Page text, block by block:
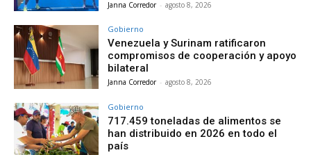
Janna Corredor - agosto 8, 2026
Gobierno
Venezuela y Surinam ratificaron
compromisos de cooperación y apoyo
bilateral
Janna Corredor - agosto 8, 2026
Gobierno
717.459 toneladas de alimentos se
han distribuido en 2026 en todo el
país